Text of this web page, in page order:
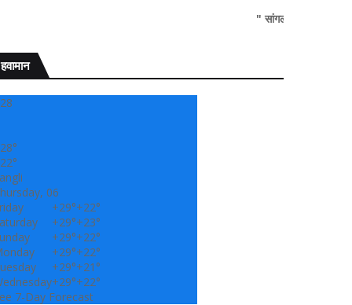
" सांगली दर्पण न्यूज वर आपल्या सर्वांचे
हवामान
28
28°
22°
06
+29°+22°
+29°+23°
+29°+22°
+29°+22°
+29°+21°
+29°+22°
7-Day Forecast